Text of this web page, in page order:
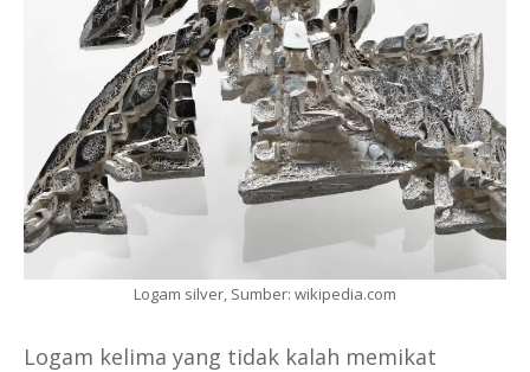
Logam silver, Sumber: wikipedia.com
Logam kelima yang tidak kalah memikat